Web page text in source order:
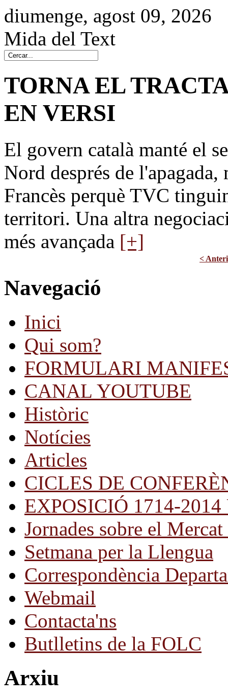
diumenge, agost 09, 2026
Mida del Text
TORNA EL
EN VERSI
El govern català manté el
Nord després de
Francès perquè TVC
territori. Una altra
més avançada [+]
<
Navegació
Inici
Qui som?
FORMULARI
CANAL YOUTUBE
Històric
Notícies
Articles
CICLES DE
EXPOSICIÓ 1714-
Jornades sobre el
Setmana per la Llengua
Correspondència
Webmail
Contacta'ns
Butlletins de la FOLC
Arxiu